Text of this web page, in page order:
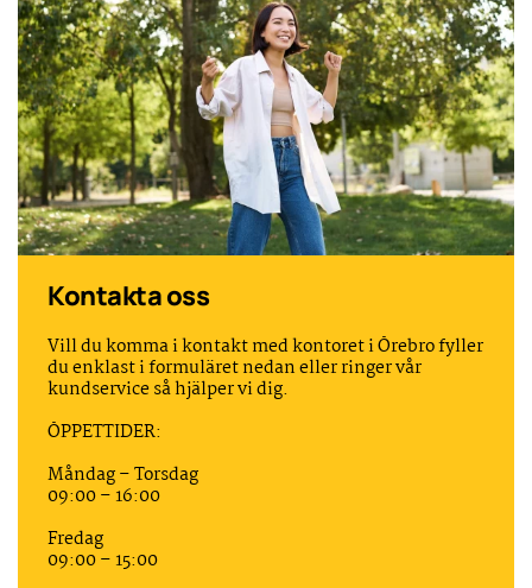
Kontakta oss
Vill du komma i kontakt med kontoret i Örebro fyller
du enklast i formuläret nedan eller ringer vår
kundservice så hjälper vi dig.
ÖPPETTIDER:
Måndag – Torsdag
09:00 – 16:00
Fredag
09:00 – 15:00